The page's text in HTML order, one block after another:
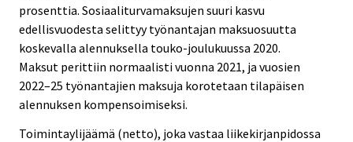
prosenttia. Sosiaaliturvamaksujen suuri kasvu
edellisvuodesta selittyy työnantajan maksuosuutta
koskevalla alennuksella touko-joulukuussa 2020.
Maksut perittiin normaalisti vuonna 2021, ja vuosien
2022–25 työnantajien maksuja korotetaan tilapäisen
alennuksen kompensoimiseksi.
Toimintaylijäämä (netto), joka vastaa liikekirjanpidossa